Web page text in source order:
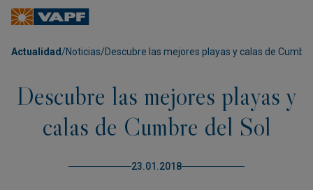
Actualidad /Noticias/Descubre las mejores playas y calas de
Descubre las mejores playas y
calas de Cumbre del Sol
23.01.2018